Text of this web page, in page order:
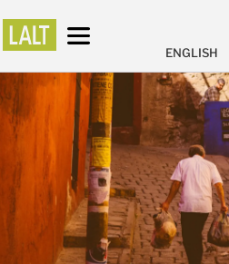
ENGLISH